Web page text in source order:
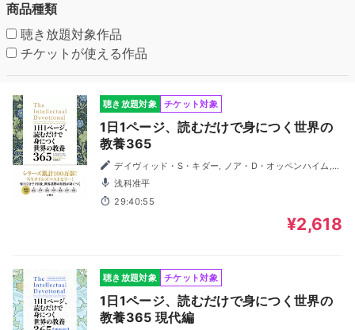
商品種類
聴き放題対象作品
チケットが使える作品
聴き放題対象 チケット対象
1日1ページ、読むだけで身につく世界の
教養365
デイヴィッド・S・キダー, ノア・D・オッペンハイム,
小林朋則／訳
浅科准平
29:40:55
¥2,618
聴き放題対象 チケット対象
1日1ページ、読むだけで身につく世界の
教養365 現代編